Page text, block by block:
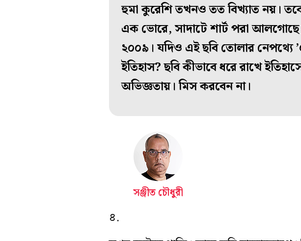
হুমা কুরেশি তখনও তত বিখ্যাত নয়।
এক ভোরে, সাদাটে শার্ট পরা আলগোছে
২০০৯। যদিও এই ছবি তোলার নেপথ্যে
ইতিহাস?ছবি কীভাবে ধরে রাখে
অভিজ্ঞতায়। মিস করবেন না।
সঞ্জীত চৌধুরী
৪.